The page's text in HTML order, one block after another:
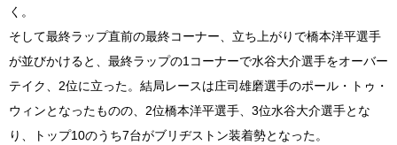
く。
そして最終ラップ直前の最終コーナー、立ち上がりで橋本洋平選手
が並びかけると、最終ラップの1コーナーで水谷大介選手をオーバー
テイク、2位に立った。結局レースは庄司雄磨選手のポール・トゥ・
ウィンとなったものの、2位橋本洋平選手、3位水谷大介選手とな
り、トップ10のうち7台がブリヂストン装着勢となった。